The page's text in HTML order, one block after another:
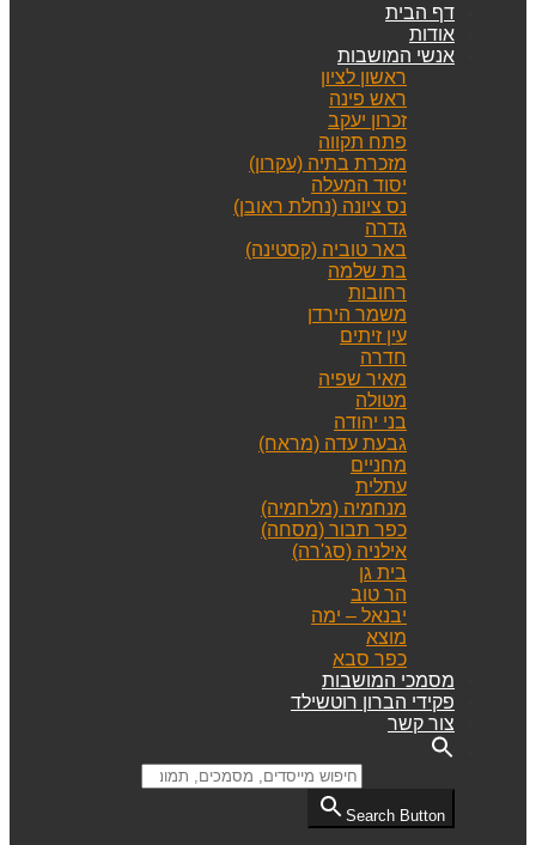
דף הבית
אודות
אנשי המושבות
ראשון לציון
ראש פינה
זכרון יעקב
פתח תקווה
מזכרת בתיה (עקרון)
יסוד המעלה
נס ציונה (נחלת ראובן)
גדרה
באר טוביה (קסטינה)
בת שלמה
רחובות
משמר הירדן
עין זיתים
חדרה
מאיר שפיה
מטולה
בני יהודה
גבעת עדה (מראח)
מחניים
עתלית
מנחמיה (מלחמיה)
כפר תבור (מסחה)
אילניה (סג'רה)
בית גן
הר טוב
יבנאל – ימה
מוצא
כפר סבא
מסמכי המושבות
פקידי הברון רוטשילד
צור קשר
Search Button